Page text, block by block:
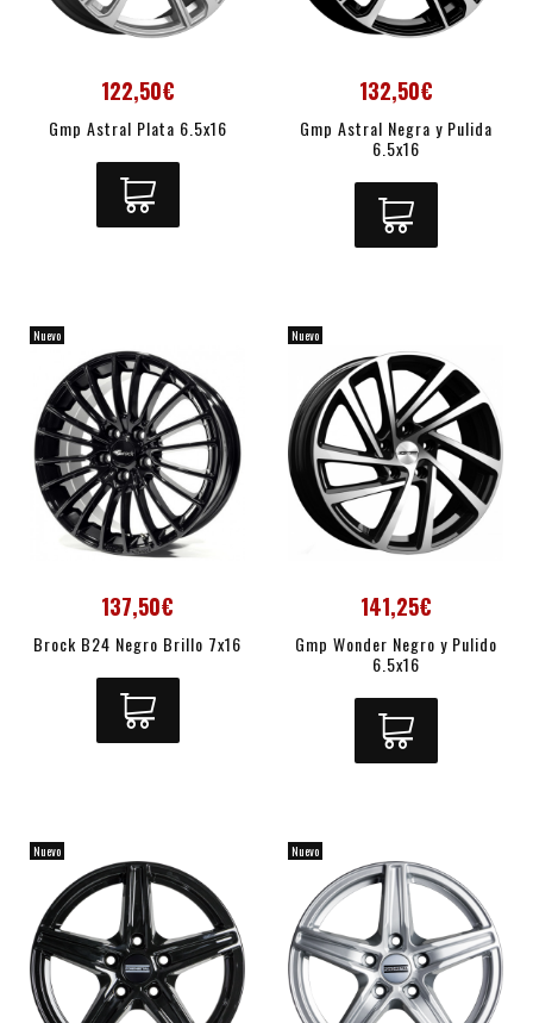
122,50€
Gmp Astral Plata 6.5x16
132,50€
Gmp Astral Negra y Pulida
6.5x16
Nuevo
137,50€
Brock B24 Negro Brillo 7x16
Nuevo
141,25€
Gmp Wonder Negro y Pulido
6.5x16
Nuevo Nuevo